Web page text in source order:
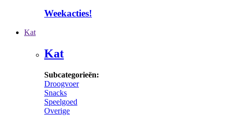
Weekacties!
Kat
Kat
Subcategorieën:
Droogvoer
Snacks
Speelgoed
Overige